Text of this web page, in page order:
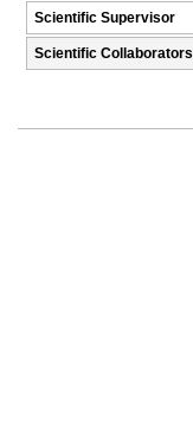
Scientific Supervisor
Scientific Collaborators